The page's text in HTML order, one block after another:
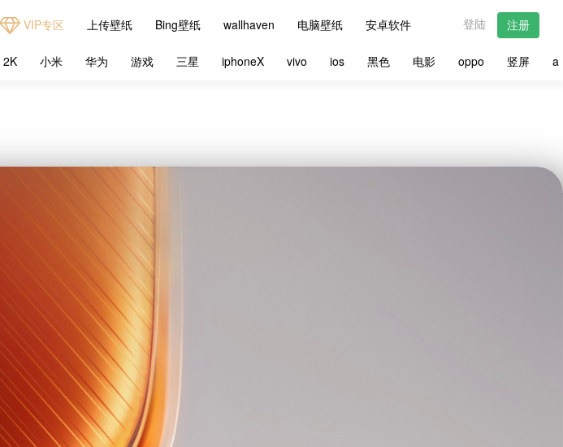
VIP专区 上传壁纸 Bing壁纸 wallhaven 电脑壁纸 安卓软件 登陆 注册
2K 小米 华为 游戏 三星 iphoneX vivo ios 黑色 电影 oppo 竖屏 a